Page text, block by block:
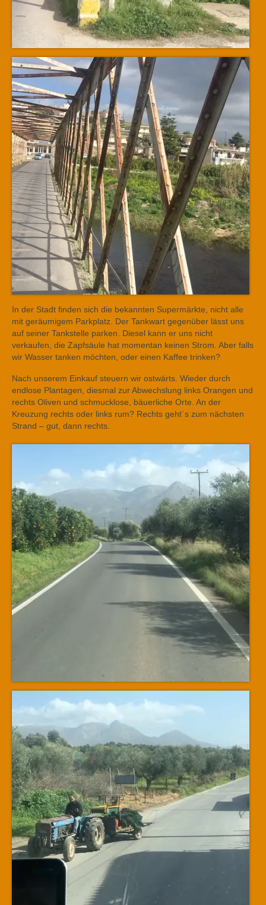
In der Stadt finden sich die bekannten Supermärkte, nicht alle
mit geräumigem Parkplatz. Der Tankwart gegenüber lässt uns
auf seiner Tankstelle parken. Diesel kann er uns nicht
verkaufen, die Zapfsäule hat momentan keinen Strom. Aber falls
wir Wasser tanken möchten, oder einen Kaffee trinken?
Nach unserem Einkauf steuern wir ostwärts. Wieder durch
endlose Plantagen, diesmal zur Abwechslung links Orangen und
rechts Oliven und schmucklose, bäuerliche Orte. An der
Kreuzung rechts oder links rum? Rechts geht´s zum nächsten
Strand – gut, dann rechts.